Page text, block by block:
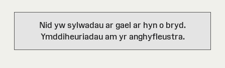
Nid yw sylwadau ar gael ar hyn o bryd.
Ymddiheuriadau am yr anghyfleustra.